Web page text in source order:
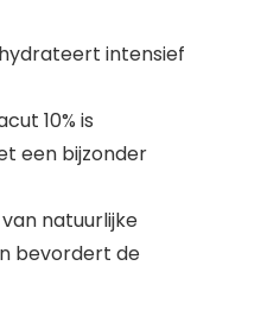
intensief
10% is
een bijzonder
natuurlijke
bevordert de